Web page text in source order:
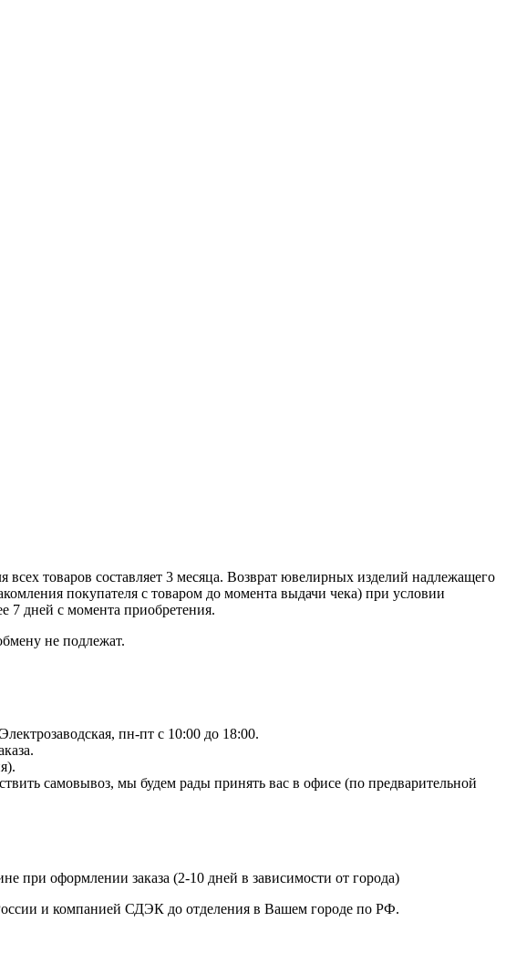
товаров составляет 3 месяца. Возврат ювелирных изделий надлежащего
покупателя с товаром до момента выдачи чека) при условии
7 дней с момента приобретения.
не подлежат.
пн-пт с 10:00 до 18:00.
самовывоз, мы будем рады принять вас в офисе (по предварительной
при оформлении заказа (2-10 дней в зависимости от города)
и компанией СДЭК до отделения в Вашем городе по РФ.